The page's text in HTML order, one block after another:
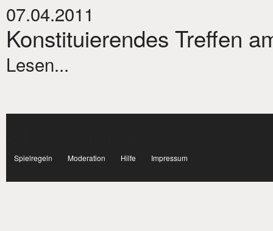
07.04.2011
Konstituierendes Treffen
Lesen...
Spielregeln Moderation Hilfe Impressum